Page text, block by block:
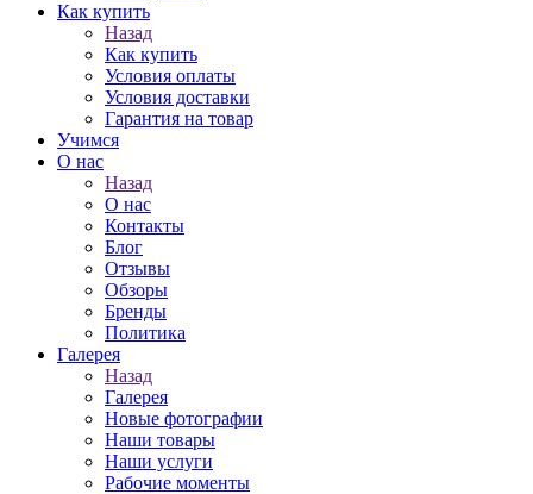
Как купить
Назад
Как купить
Условия оплаты
Условия доставки
Гарантия на товар
Учимся
О нас
Назад
О нас
Контакты
Блог
Отзывы
Обзоры
Бренды
Политика
Галерея
Назад
Галерея
Новые фотографии
Наши товары
Наши услуги
Рабочие моменты